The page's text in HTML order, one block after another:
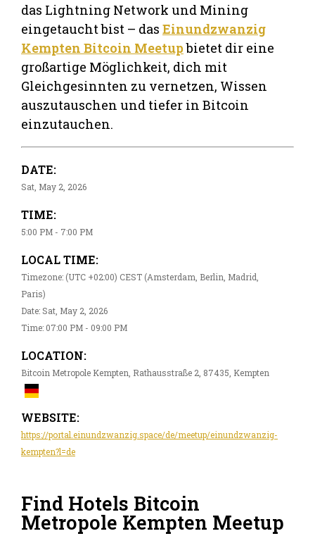
das Lightning Network und Mining
eingetaucht bist – das Einundzwanzig
Kempten Bitcoin Meetupbietet dir eine
großartige Möglichkeit, dich mit
Gleichgesinnten zu vernetzen, Wissen
auszutauschen und tiefer in Bitcoin
einzutauchen.
DATE:
Sat, May 2, 2026
TIME:
5:00 PM - 7:00 PM
LOCAL TIME:
Timezone: (UTC +02:00) CEST (Amsterdam, Berlin, Madrid,
Paris)
Date: Sat, May 2, 2026
Time: 07:00 PM - 09:00 PM
LOCATION:
Bitcoin Metropole Kempten, Rathausstraße 2, 87435, Kempten
WEBSITE:
https://portal.einundzwanzig.space/de/meetup/einundzwanzig-
kempten?l=de
Find Hotels Bitcoin
Metropole Kempten Meetup